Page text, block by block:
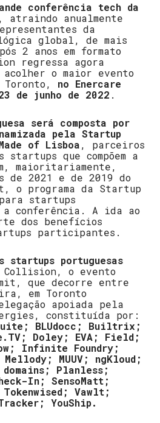
conferência tech da
, atraindo anualmente
da
global, de mais
2 anos em formato
regressa agora
o maior evento
no Enercare
de junho de 2022 .
será composta por
pela Startup
of Lisboa, parceiros
startups que compõem a
maioritariamente,
de 2021 e de 2019 do
o programa da Startup
startups
a conferência. A ida ao
dos benefícios
participantes.
startups portuguesas
Collision, o evento
que decorre entre
em Toronto
apoiada pela
constituída por:
BLUdocc; Builtrix;
Doley; EVA; Field;
Infinite Foundry;
MUUV; ngKloud;
domains; Planless;
In; SensoMatt;
Vawlt;
YouShip.